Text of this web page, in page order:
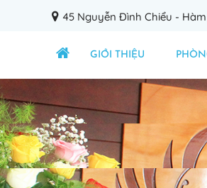
45 Nguyễn Đình Chiểu -
GIỚI THIỆU